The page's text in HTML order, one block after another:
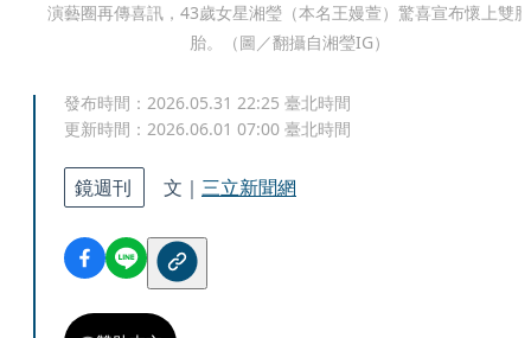
演藝圈再傳喜訊，43歲女星湘瑩（本名王嫚萱）驚喜宣布懷上雙胞
胎。（圖／翻攝自湘瑩IG）
發布時間： 2026.05.31 22:25 臺北時間
更新時間： 2026.06.01 07:00 臺北時間
鏡週刊 文｜ 三立新聞網